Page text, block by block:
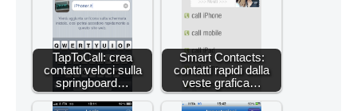
TapToCall: crea
contatti veloci sulla
springboard…
Smart Contacts:
contatti rapidi dalla
veste grafica…